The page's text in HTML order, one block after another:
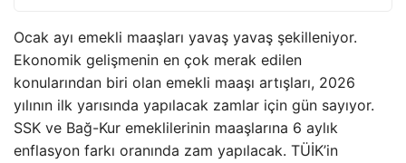
Ocak ayı emekli maaşları yavaş yavaş şekilleniyor.
Ekonomik gelişmenin en çok merak edilen
konularından biri olan emekli maaşı artışları, 2026
yılının ilk yarısında yapılacak zamlar için gün sayıyor.
SSK ve Bağ-Kur emeklilerinin maaşlarına 6 aylık
enflasyon farkı oranında zam yapılacak. TÜİK’in